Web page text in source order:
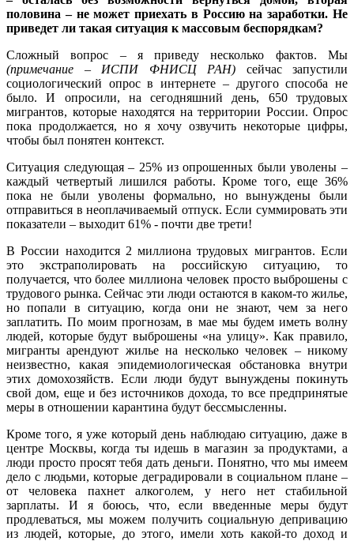
половина – не может приехать в Россию на заработки. Не
приведет ли такая ситуация к массовым беспорядкам?
Сложный вопрос – я приведу несколько фактов. Мы
(примечание – ИСПИ ФНИСЦ РАН) сейчас запустили
социологический опрос в интернете – другого способа не
было. И опросили, на сегодняшний день, 650 трудовых
мигрантов, которые находятся на территории России. Опрос
пока продолжается, но я хочу озвучить некоторые цифры,
чтобы был понятен контекст.
Ситуация следующая – 25% из опрошенных были уволены –
каждый четвертый лишился работы. Кроме того, еще 36%
пока не были уволены формально, но вынуждены были
отправиться в неоплачиваемый отпуск. Если суммировать эти
показатели – выходит 61% - почти две трети!
В России находится 2 миллиона трудовых мигрантов. Если
это экстраполировать на российскую ситуацию, то
получается, что более миллиона человек просто выброшены с
трудового рынка. Сейчас эти люди остаются в каком-то жилье,
но попали в ситуацию, когда они не знают, чем за него
заплатить. По моим прогнозам, в мае мы будем иметь волну
людей, которые будут выброшены «на улицу». Как правило,
мигранты арендуют жилье на несколько человек – никому
неизвестно, какая эпидемиологическая обстановка внутри
этих домохозяйств. Если люди будут вынуждены покинуть
свой дом, еще и без источников дохода, то все предпринятые
меры в отношении карантина будут бессмысленны.
Кроме того, я уже который день наблюдаю ситуацию, даже в
центре Москвы, когда ты идешь в магазин за продуктами, а
люди просто просят тебя дать деньги. Понятно, что мы имеем
дело с людьми, которые деградировали в социальном плане –
от человека пахнет алкоголем, у него нет стабильной
зарплаты. И я боюсь, что, если введенные меры будут
продлеваться, мы можем получить социальную депривацию
из людей, которые, до этого, имели хоть какой-то доход и